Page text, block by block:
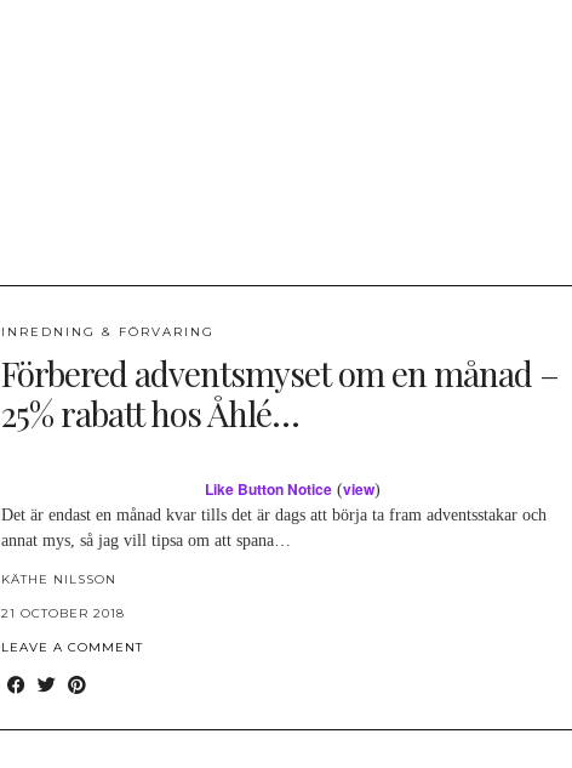
INREDNING & FÖRVARING
Förbered adventsmyset om en månad –
25% rabatt hos Åhlé…
Like Button Notice (view)
Det är endast en månad kvar tills det är dags att börja ta fram adventsstakar och
annat mys, så jag vill tipsa om att spana…
KÄTHE NILSSON
21 OCTOBER 2018
LEAVE A COMMENT